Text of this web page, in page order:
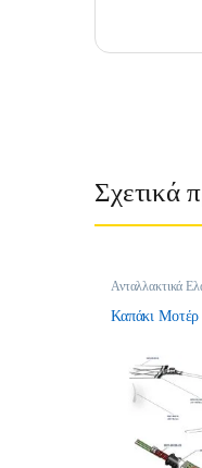
Σχετικά
Ανταλλακτικά
Καπάκι